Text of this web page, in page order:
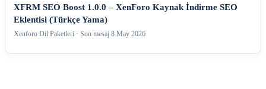
XFRM SEO Boost 1.0.0 – XenForo Kaynak İndirme SEO
Eklentisi (Türkçe Yama)
Xenforo Dil Paketleri · Son mesaj 8 May 2026